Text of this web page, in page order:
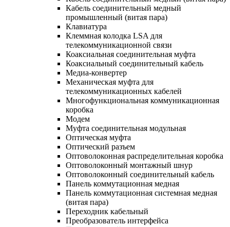
Кабель соединительный медный
промышленный (витая пара)
Клавиатура
Клеммная колодка LSA для
телекоммуникационной связи
Коаксиальная соединительная муфта
Коаксиальный соединительный кабель
Медиа-конвертер
Механическая муфта для
телекоммуникационных кабелей
Многофункциональная коммуникационная
коробка
Модем
Муфта соединительная модульная
Оптическая муфта
Оптический разъем
Оптоволоконная распределительная коробка
Оптоволоконный монтажный шнур
Оптоволоконный соединительный кабель
Панель коммутационная медная
Панель коммутационная системная медная
(витая пара)
Переходник кабельный
Преобразователь интерфейса